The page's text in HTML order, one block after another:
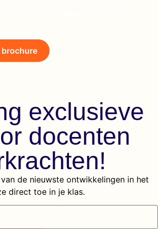
brochure
exclusieve
docenten
de nieuwste ontwikkelingen in het
direct toe in je klas.